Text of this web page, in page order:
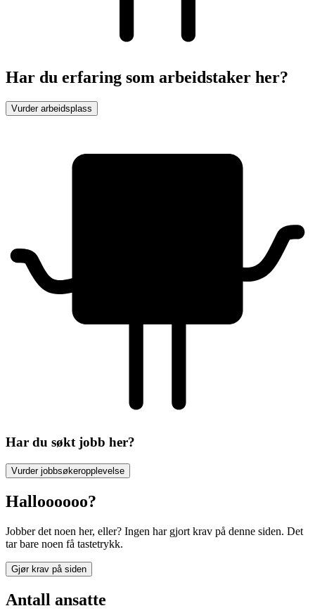
Har du erfaring som arbeidstaker her?
Vurder arbeidsplass
Har du søkt jobb her?
Vurder jobbsøkeropplevelse
Halloooooo?
Jobber det noen her, eller? Ingen har gjort krav på denne siden. Det
tar bare noen få tastetrykk.
Gjør krav på siden
Antall ansatte